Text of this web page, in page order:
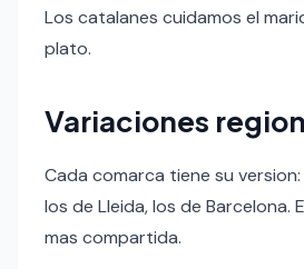
Los catalanes cuidamos el
plato.
Variaciones
Cada comarca tiene su
los de Lleida, los de Barcelona.
mas compartida.